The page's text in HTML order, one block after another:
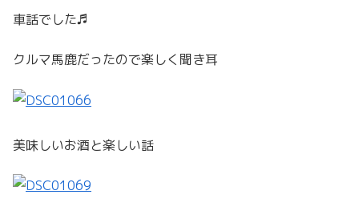
車話でした♬
クルマ馬鹿だったので楽しく聞き耳
美味しいお酒と楽しい話